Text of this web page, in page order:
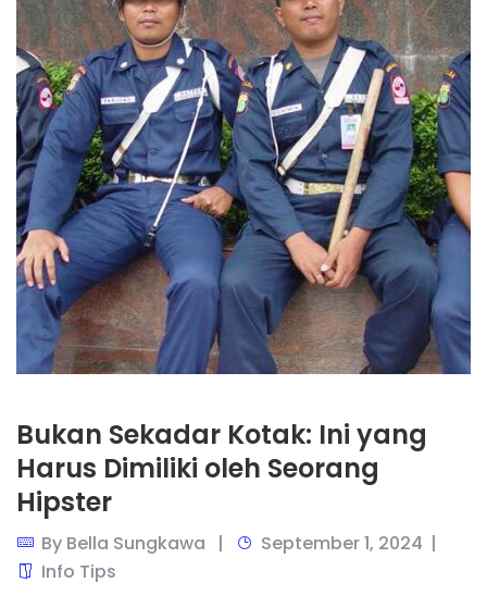
Bukan Sekadar Kotak: Ini yang
Harus Dimiliki oleh Seorang
Hipster
By Bella Sungkawa
September 1, 2024
Info Tips